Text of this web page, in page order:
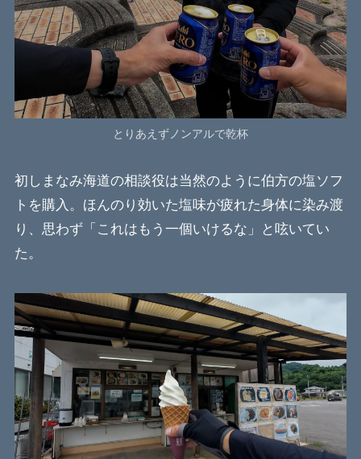
とりあえずノンアルで乾杯
初しまなみ海道の相談役は当然のように伯方の塩ソフ
トを購入。ほんのり効いた塩味が疲れた身体に染み渡
り、思わず「これはもう一個いけるな」と呟いてい
た。